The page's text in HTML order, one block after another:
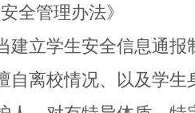
全管理办法》
建立学生安全信息通
自离校情况、以及学